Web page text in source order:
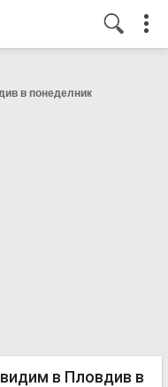
в понеделник
в Пловдив в